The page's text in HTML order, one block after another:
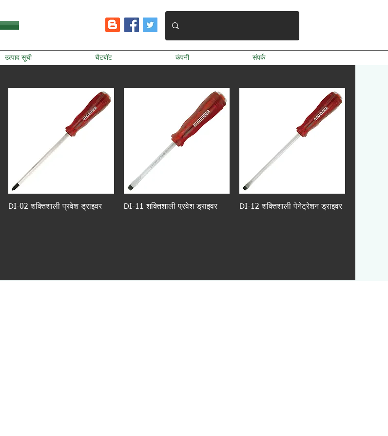
उत्पाद सूची चैटबॉट कंपनी संपर्क
DI-02 शक्तिशाली प्रवेश ड्राइवर DI-11 शक्तिशाली प्रवेश ड्राइवर DI-12 शक्तिशाली पेनेट्रेशन ड्राइवर